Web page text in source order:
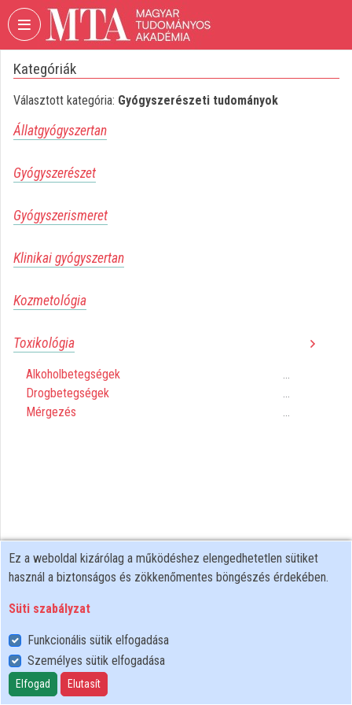
Fejléc kihagyása Menü kihagyása Tartalom kihagyása
VIDEO
TUDOMÁNYOS
Intézményi kezdőlap
Bejelentkezés
Intézményi felfedezés
Intézmények
Közreműködők
Kategóriák
Választott kategória: Gyógyszerészeti tudományok
Állatgyógyszertan
Gyógyszerészet
Gyógyszerismeret
Klinikai gyógyszertan
Kozmetológia
Toxikológia
Alkoholbetegségek
Drogbetegségek
Mérgezés
Felhasználói szabályzat
Adatkezelési tájékoztató
Süti szabályzat
Ez a weboldal kizárólag a működéshez elengedhetetlen sütiket
használ a biztonságos és zökkenőmentes böngészés érdekében.
Süti szabályzat
Funkcionális sütik elfogadása
Személyes sütik elfogadása
Elfogad Elutasít